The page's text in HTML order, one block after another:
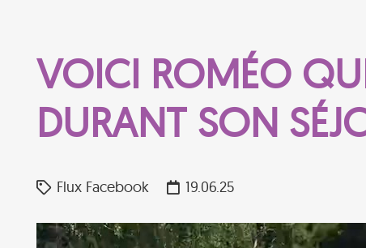
VOICI ROMÉO QUI
DURANT SON
Flux Facebook 19.06.25